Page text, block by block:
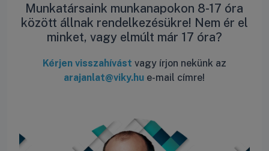
Munkatársaink munkanapokon 8-17 óra
között állnak rendelkezésükre! Nem ér el
minket, vagy elmúlt már 17 óra?
Kérjen visszahívást vagy írjon nekünk az
arajanlat@viky.hu e-mail címre!